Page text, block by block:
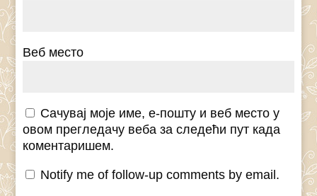
Веб место
Сачувај моје име, е-пошту и веб место у
овом прегледачу веба за следећи пут када
коментаришем.
Notify me of follow-up comments by email.